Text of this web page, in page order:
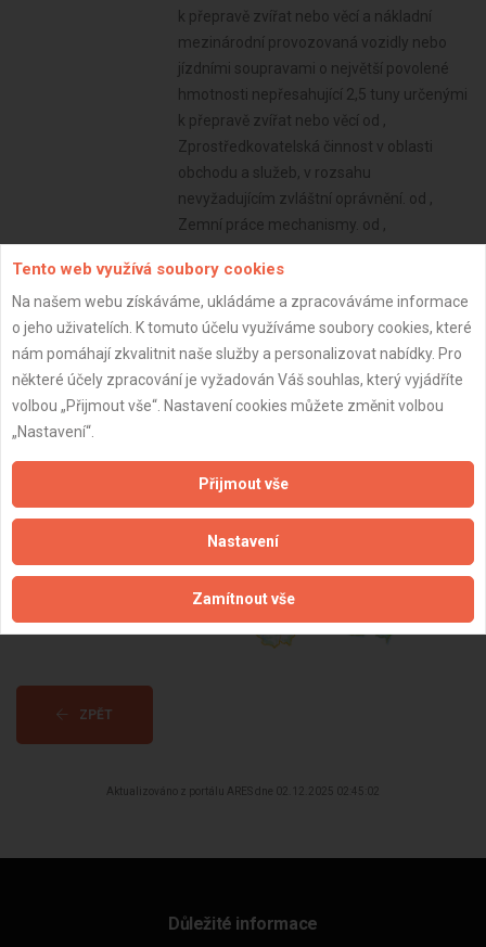
k přepravě zvířat nebo věcí a nákladní
mezinárodní provozovaná vozidly nebo
jízdními soupravami o největší povolené
hmotnosti nepřesahující 2,5 tuny určenými
k přepravě zvířat nebo věcí od ,
Zprostředkovatelská činnost v oblasti
obchodu a služeb, v rozsahu
nevyžadujícím zvláštní oprávnění. od ,
Zemní práce mechanismy. od ,
podlahových krytin a koberců. od
Firma s.r.o.
DPH: Plátce
Věk: 78 let
Datum registrace:
Dostupnost:
ZPĚT
Aktualizováno z portálu ARES dne 02.12.2025 02:45:02
Důležité informace
Tento web využívá soubory cookies
Na našem webu získáváme, ukládáme a zpracováváme informace
o jeho uživatelích. K tomuto účelu využíváme soubory cookies, které
nám pomáhají zkvalitnit naše služby a personalizovat nabídky. Pro
některé účely zpracování je vyžadován Váš souhlas, který vyjádříte
volbou „Přijmout vše“. Nastavení cookies můžete změnit volbou
„Nastavení“.
Přijmout vše
Nastavení
Zamítnout vše